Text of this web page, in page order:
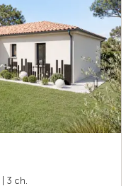
| 3 ch.